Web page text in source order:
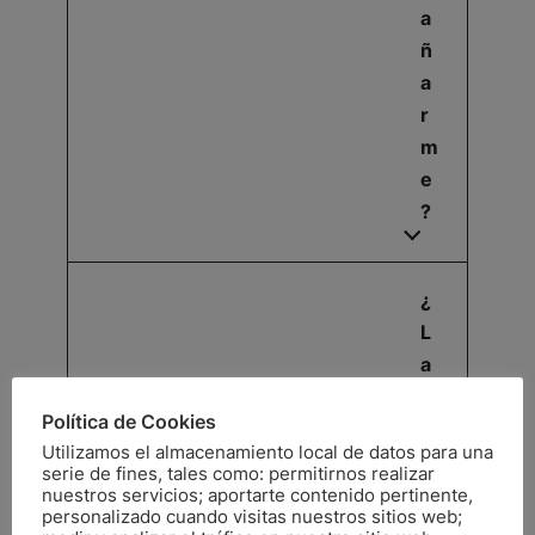
a
ñ
a
r
m
e
?
¿
L
a
e
si
o
Política de Cookies
Utilizamos el almacenamiento local de datos para una
serie de fines, tales como: permitirnos realizar
nuestros servicios; aportarte contenido pertinente,
personalizado cuando visitas nuestros sitios web;